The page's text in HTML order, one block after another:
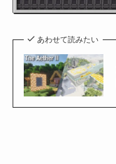
あわせて読みたい